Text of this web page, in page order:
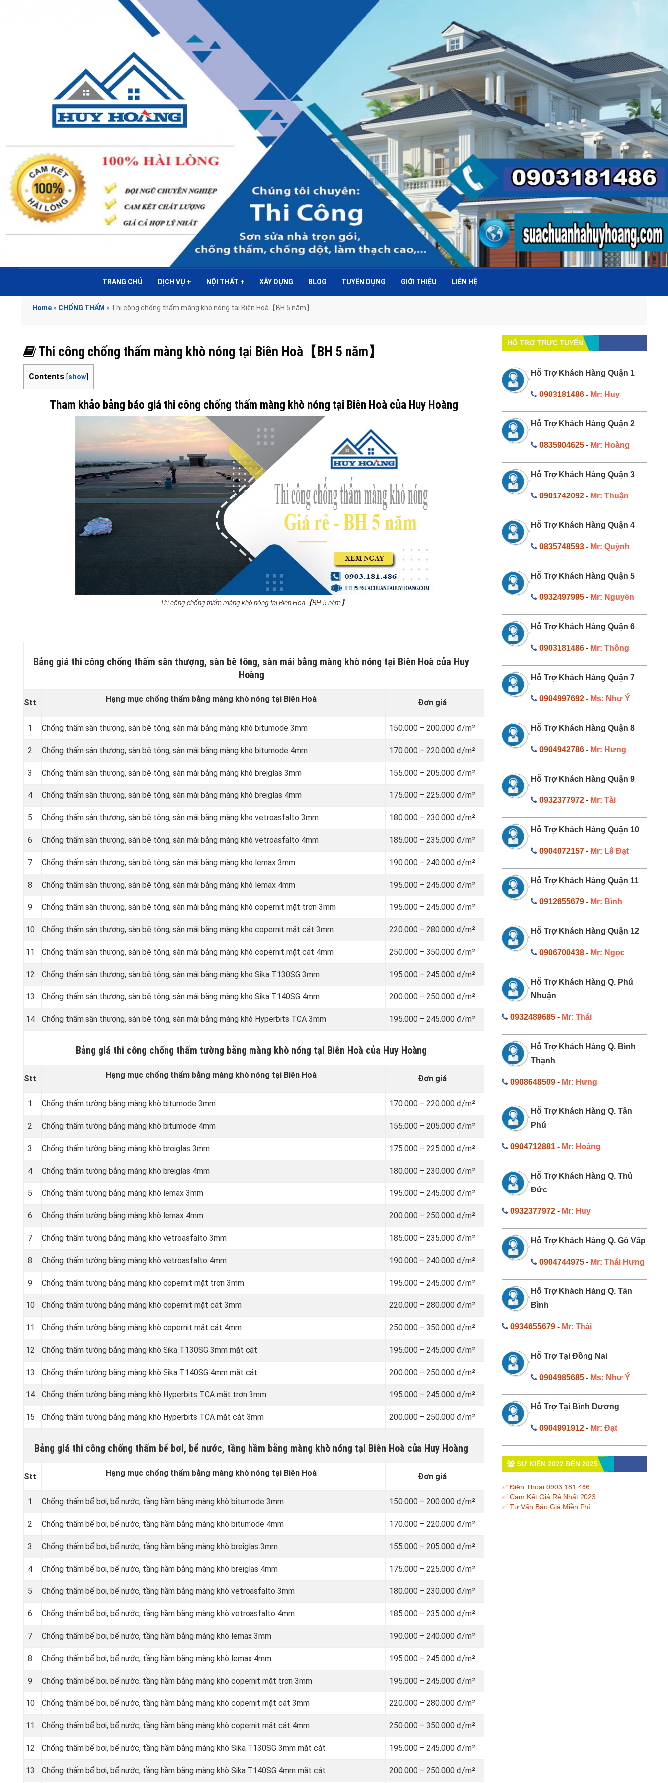
TRANG CHỦ DỊCH VỤ + NỘI THẤT + XÂY DỰNG BLOG TUYỂN DỤNG GIỚI THIỆU LIÊN HỆ
Home » CHỐNG THẤM » Thi công chống thấm màng khò nóng tại Biên Hoà【BH 5 năm】
Thi công chống thấm màng khò nóng tại Biên Hoà【BH 5 năm】
Contents [show]
Tham khảo bảng báo giá thi công chống thấm màng khò nóng tại Biên Hoà của Huy Hoàng
Thi công chống thấm màng khò nóng tại Biên Hoà【BH 5 năm】
Bảng giá thi công chống thấm sân thượng, sàn bê tông, sàn mái bằng màng khò nóng tại Biên Hoà của Huy
Hoàng
Stt Hạng mục chống thấm bằng màng khò nóng tại Biên Hoà Đơn giá
1 Chống thấm sân thượng, sàn bê tông, sàn mái bằng màng khò bitumode 3mm 150.000 – 200.000 đ/m²
2 Chống thấm sân thượng, sàn bê tông, sàn mái bằng màng khò bitumode 4mm 170.000 – 220.000 đ/m²
3 Chống thấm sân thượng, sàn bê tông, sàn mái bằng màng khò breiglas 3mm 155.000 – 205.000 đ/m²
4 Chống thấm sân thượng, sàn bê tông, sàn mái bằng màng khò breiglas 4mm 175.000 – 225.000 đ/m²
5 Chống thấm sân thượng, sàn bê tông, sàn mái bằng màng khò vetroasfalto 3mm 180.000 – 230.000 đ/m²
6 Chống thấm sân thượng, sàn bê tông, sàn mái bằng màng khò vetroasfalto 4mm 185.000 – 235.000 đ/m²
7 Chống thấm sân thượng, sàn bê tông, sàn mái bằng màng khò lemax 3mm 190.000 – 240.000 đ/m²
8 Chống thấm sân thượng, sàn bê tông, sàn mái bằng màng khò lemax 4mm 195.000 – 245.000 đ/m²
9 Chống thấm sân thượng, sàn bê tông, sàn mái bằng màng khò copernit mặt trơn 3mm 195.000 – 245.000 đ/m²
10 Chống thấm sân thượng, sàn bê tông, sàn mái bằng màng khò copernit mặt cát 3mm 220.000 – 280.000 đ/m²
11 Chống thấm sân thượng, sàn bê tông, sàn mái bằng màng khò copernit mặt cát 4mm 250.000 – 350.000 đ/m²
12 Chống thấm sân thượng, sàn bê tông, sàn mái bằng màng khò Sika T130SG 3mm 195.000 – 245.000 đ/m²
13 Chống thấm sân thượng, sàn bê tông, sàn mái bằng màng khò Sika T140SG 4mm 200.000 – 250.000 đ/m²
14 Chống thấm sân thượng, sàn bê tông, sàn mái bằng màng khò Hyperbits TCA 3mm 195.000 – 245.000 đ/m²
Bảng giá thi công chống thấm tường bằng màng khò nóng tại Biên Hoà của Huy Hoàng
Stt Hạng mục chống thấm bằng màng khò nóng tại Biên Hoà Đơn giá
1 Chống thấm tường bằng màng khò bitumode 3mm 170.000 – 220.000 đ/m²
2 Chống thấm tường bằng màng khò bitumode 4mm 155.000 – 205.000 đ/m²
3 Chống thấm tường bằng màng khò breiglas 3mm 175.000 – 225.000 đ/m²
4 Chống thấm tường bằng màng khò breiglas 4mm 180.000 – 230.000 đ/m²
5 Chống thấm tường bằng màng khò lemax 3mm 195.000 – 245.000 đ/m²
6 Chống thấm tường bằng màng khò lemax 4mm 200.000 – 250.000 đ/m²
7 Chống thấm tường bằng màng khò vetroasfalto 3mm 185.000 – 235.000 đ/m²
8 Chống thấm tường bằng màng khò vetroasfalto 4mm 190.000 – 240.000 đ/m²
9 Chống thấm tường bằng màng khò copernit mặt trơn 3mm 195.000 – 245.000 đ/m²
10 Chống thấm tường bằng màng khò copernit mặt cát 3mm 220.000 – 280.000 đ/m²
11 Chống thấm tường bằng màng khò copernit mặt cát 4mm 250.000 – 350.000 đ/m²
12 Chống thấm tường bằng màng khò Sika T130SG 3mm mặt cát 195.000 – 245.000 đ/m²
13 Chống thấm tường bằng màng khò Sika T140SG 4mm mặt cát 200.000 – 250.000 đ/m²
14 Chống thấm tường bằng màng khò Hyperbits TCA mặt trơn 3mm 195.000 – 245.000 đ/m²
15 Chống thấm tường bằng màng khò Hyperbits TCA mặt cát 3mm 200.000 – 250.000 đ/m²
Bảng giá thi công chống thấm bể bơi, bể nước, tầng hầm bằng màng khò nóng tại Biên Hoà của Huy Hoàng
Stt Hạng mục chống thấm bằng màng khò nóng tại Biên Hoà Đơn giá
1 Chống thấm bể bơi, bể nước, tầng hầm bằng màng khò bitumode 3mm 150.000 – 200.000 đ/m²
2 Chống thấm bể bơi, bể nước, tầng hầm bằng màng khò bitumode 4mm 170.000 – 220.000 đ/m²
3 Chống thấm bể bơi, bể nước, tầng hầm bằng màng khò breiglas 3mm 155.000 – 205.000 đ/m²
4 Chống thấm bể bơi, bể nước, tầng hầm bằng màng khò breiglas 4mm 175.000 – 225.000 đ/m²
5 Chống thấm bể bơi, bể nước, tầng hầm bằng màng khò vetroasfalto 3mm 180.000 – 230.000 đ/m²
6 Chống thấm bể bơi, bể nước, tầng hầm bằng màng khò vetroasfalto 4mm 185.000 – 235.000 đ/m²
7 Chống thấm bể bơi, bể nước, tầng hầm bằng màng khò lemax 3mm 190.000 – 240.000 đ/m²
8 Chống thấm bể bơi, bể nước, tầng hầm bằng màng khò lemax 4mm 195.000 – 245.000 đ/m²
9 Chống thấm bể bơi, bể nước, tầng hầm bằng màng khò copernit mặt trơn 3mm 195.000 – 245.000 đ/m²
10 Chống thấm bể bơi, bể nước, tầng hầm bằng màng khò copernit mặt cát 3mm 220.000 – 280.000 đ/m²
11 Chống thấm bể bơi, bể nước, tầng hầm bằng màng khò copernit mặt cát 4mm 250.000 – 350.000 đ/m²
12 Chống thấm bể bơi, bể nước, tầng hầm bằng màng khò Sika T130SG 3mm mặt cát 195.000 – 245.000 đ/m²
13 Chống thấm bể bơi, bể nước, tầng hầm bằng màng khò Sika T140SG 4mm mặt cát 200.000 – 250.000 đ/m²
HỔ TRỢ TRỰC TUYẾN
Hỗ Trợ Khách Hàng Quận 1
0903181486 - Mr: Huy
Hỗ Trợ Khách Hàng Quận 2
0835904625 - Mr: Hoàng
Hỗ Trợ Khách Hàng Quận 3
0901742092 - Mr: Thuận
Hỗ Trợ Khách Hàng Quận 4
0835748593 - Mr: Quỳnh
Hỗ Trợ Khách Hàng Quận 5
0932497995 - Mr: Nguyên
Hỗ Trợ Khách Hàng Quận 6
0903181486 - Mr: Thông
Hỗ Trợ Khách Hàng Quận 7
0904997692 - Ms: Như Ý
Hỗ Trợ Khách Hàng Quận 8
0904942786 - Mr: Hưng
Hỗ Trợ Khách Hàng Quận 9
0932377972 - Mr: Tài
Hỗ Trợ Khách Hàng Quận 10
0904072157 - Mr: Lê Đạt
Hỗ Trợ Khách Hàng Quận 11
0912655679 - Mr: Bình
Hỗ Trợ Khách Hàng Quận 12
0906700438 - Mr: Ngọc
Hỗ Trợ Khách Hàng Q. Phú
Nhuận
0932489685- Mr: Thái
Hỗ Trợ Khách Hàng Q. Bình
Thạnh
0908648509- Mr: Hưng
Hỗ Trợ Khách Hàng Q. Tân
Phú
0904712881- Mr: Hoàng
Hỗ Trợ Khách Hàng Q. Thủ
Đức
0932377972- Mr: Huy
Hỗ Trợ Khách Hàng Q. Gò Vấp
0904744975 - Mr: Thái Hưng
Hỗ Trợ Khách Hàng Q. Tân
Bình
0934655679- Mr: Thái
Hỗ Trợ Tại Đồng Nai
0904985685 - Ms: Như Ý
Hỗ Trợ Tại Bình Dương
0904991912 - Mr: Đạt
SỰ KIỆN 2022 ĐẾN 2025
✅ Điện Thoại 0903.181.486
✅ Cam Kết Giá Rẻ Nhất 2023
✅ Tư Vấn Báo Giá Miễn Phí